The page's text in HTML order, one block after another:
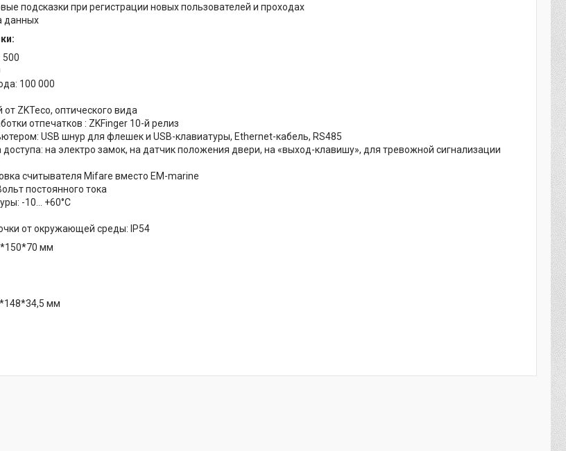
подсказки при регистрации новых пользователей и проходах
данных
500
100 000
ZKTeco, оптического вида
отпечатков : ZKFinger 10-й релиз
USB шнур для флешек и USB-клавиатуры, Ethernet-кабель, RS485
на электро замок, на датчик положения двери, на «выход-клавишу», для тревожной сигнализации
считывателя Mifare вместо EM-marine
постоянного тока
-10... +60°C
от окружающей среды: IP54
мм
мм